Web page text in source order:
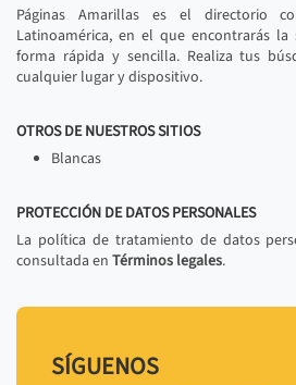
Páginas Amarillas es el directorio
Latinoamérica, en el que encontrarás
forma rápida y sencilla. Realiza tus
cualquier lugar y dispositivo.
OTROS DE NUESTROS SITIOS
Blancas
PROTECCIÓN DE DATOS PERSONALES
La política de tratamiento de datos
consultada en Términos legales.
SÍGUENOS